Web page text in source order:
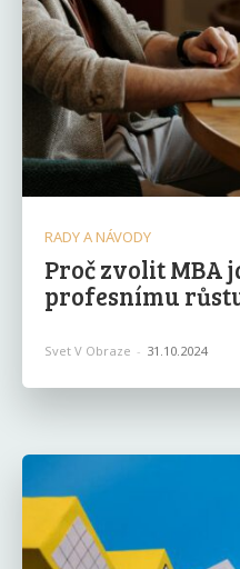
RADY A NÁVODY
Proč zvolit MBA
profesnímu
Svet V Obraze - 31.10.2024